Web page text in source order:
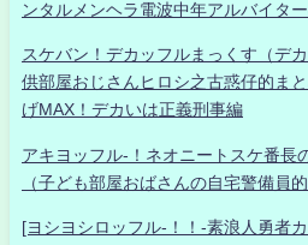
ンタルメンヘラ電波中年アルバイタ
スケバン！デカッフルまっくす（デ
供部屋おじさんヒロシ之古惑仔的ま
げMAX！デカいは正義刑事編
アキヨッフル-！ネオニートスケ番長
（子ども部屋おばさんの自宅警備員
[ヨシヨシロッフル-！！-素浪人勇者